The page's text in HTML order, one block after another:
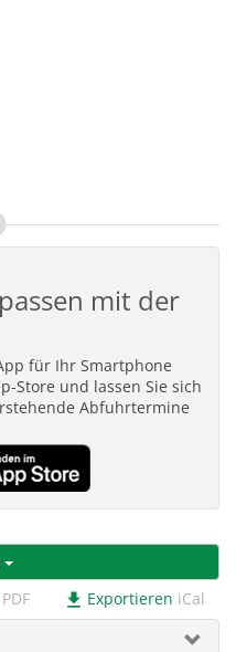
mit der
für Ihr Smartphone
Store und lassen Sie sich
Abfuhrtermine
PDF download Exportieren iCal